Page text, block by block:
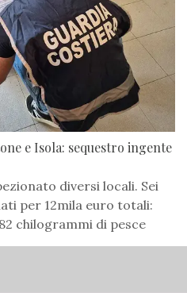
e Isola: sequestro ingente
diversi locali. Sei
per 12mila euro totali:
chilogrammi di pesce